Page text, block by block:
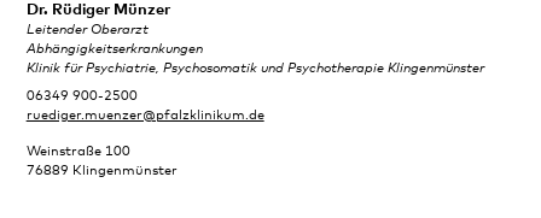
Dr. Rüdiger Münzer
Leitender Oberarzt
Abhängigkeitserkrankungen
Klinik für Psychiatrie, Psychosomatik und Psychotherapie Klingenmünster
06349 900-2500
ruediger.muenzer@pfalzklinikum.de
Weinstraße 100
76889 Klingenmünster